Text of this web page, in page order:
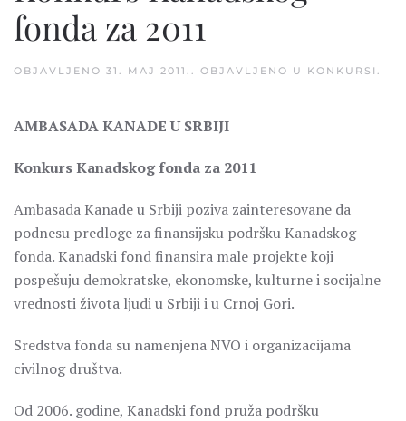
fonda za 2011
OBJAVLJENO 31. MAJ 2011. . OBJAVLJENO U KONKURSI .
AMBASADA KANADE U SRBIJI
Konkurs Kanadskog fonda za 2011
Ambasada Kanade u Srbiji poziva zainteresovane da
podnesu predloge za finansijsku podršku Kanadskog
fonda. Kanadski fond finansira male projekte koji
pospešuju demokratske, ekonomske, kulturne i socijalne
vrednosti života ljudi u Srbiji i u Crnoj Gori.
Sredstva fonda su namenjena NVO i organizacijama
civilnog društva.
Od 2006. godine, Kanadski fond pruža podršku